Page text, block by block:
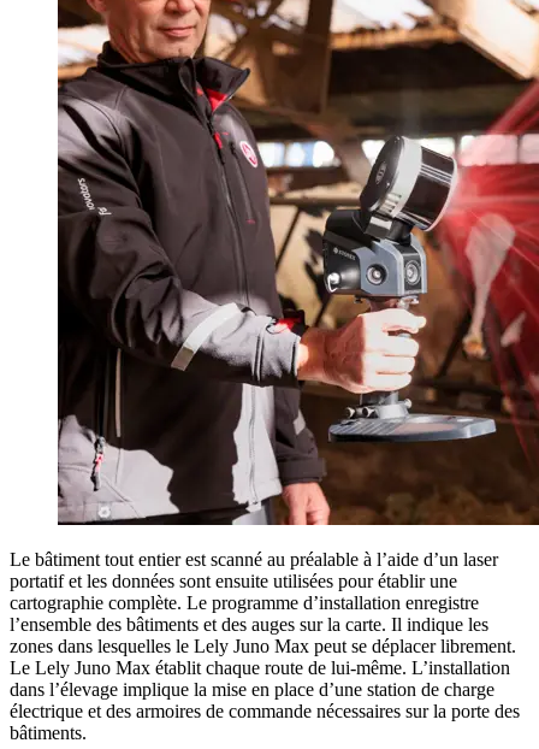
Le bâtiment tout entier est scanné au préalable à l’aide d’un laser
portatif et les données sont ensuite utilisées pour établir une
cartographie complète. Le programme d’installation enregistre
l’ensemble des bâtiments et des auges sur la carte. Il indique les
zones dans lesquelles le Lely Juno Max peut se déplacer librement.
Le Lely Juno Max établit chaque route de lui-même. L’installation
dans l’élevage implique la mise en place d’une station de charge
électrique et des armoires de commande nécessaires sur la porte des
bâtiments.